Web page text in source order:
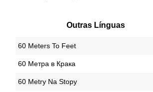
Outras Línguas
‎60 Meters To Feet
‎60 Метра в Крака
‎60 Metry Na Stopy